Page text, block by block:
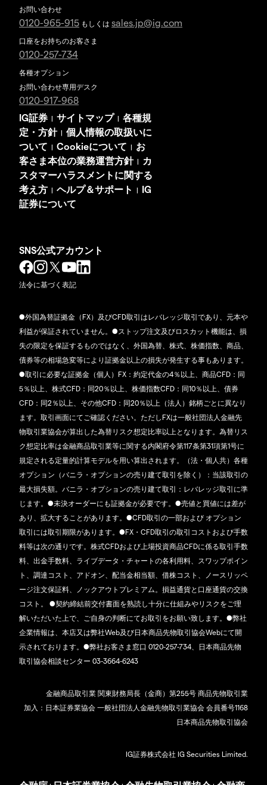
お問い合わせ
0120-965-915 もしくは sales.jp@ig.com
口座をお持ちのお客さま
0120-257-734
各種オプション
お問い合わせ専用デスク
0120-917-968
IG証券 | サイトマップ | 各種規
定・方針| 個人情報の取扱いに
ついて | Cookieについて | お
客さま本位の業務運営方針|
カ
スタマーハラスメントに関する
考え方 | ヘルプ＆サポート | IG
証券について
SNS公式アカウント
法令に基づく表記
●外国為替証拠金（FX）及びCFD取引はレバレッジ取引であり、元本や
利益が保証されていません。●ストップ注文及びロスカット機能は、損
失の限定を保証するものではなく、外国為替、株式、株価指数、商品、
債券等の相場急変等により証拠金以上の損失が発生する事もあります。
●取引に必要な証拠金（個人）FX：約定代金の4％以上、商品CFD：同
5％以上、株式CFD：同20％以上、株価指数CFD：同10％以上、債券
CFD：同2％以上、その他CFD：同20％以上（法人）銘柄ごとに異なり
ます。取引画面にてご確認ください。ただしFXは一般社団法人金融先
物取引業協会が算出した為替リスク想定比率以上となります。為替リス
ク想定比率は金融商品取引業等に関する内閣府令第117条第31項第1号に
規定される定量的計算モデルを用い算出されます。（法・個人共）各種
オプション（バニラ・オプションの売り建て取引を除く）：当該取引の
最大損失額。バニラ・オプションの売り建て取引：レバレッジ取引に準
じます。●未決オーダーにも証拠金が必要です。●売値と買値には差が
あり、拡大することがあります。●CFD取引の一部および オプション
取引には取引期限があります。●FX・CFD取引の取引コストおよび手数
料等は次の通りです。株式CFDおよび上場投資商品CFDに係る取引手数
料、出金手数料、ライブデータ・チャートの各利用料、スワップポイン
ト、調達コスト、アドオン、配当金相当額、借株コスト、ノースリッペ
ージ注文保証料、ノックアウトプレミアム。損益通貨と口座通貨の交換
コスト。 ●契約締結前交付書面を熟読し十分に仕組みやリスクをご理
解いただいた上で、ご自身の判断にてお取引をお願い致します。●弊社
企業情報は、本店又は弊社Web及び日本商品先物取引協会Webにて開
示されております。●弊社お客さま窓口 0120-257-734、日本商品先物
取引協会相談センター 03-3664-6243
金融商品取引業 関東財務局長（金商）第255号 商品先物取引業
加入：日本証券業協会 一般社団法人金融先物取引業協会 会員番号1168
日本商品先物取引協会
IG証券株式会社 IG Securities Limited.